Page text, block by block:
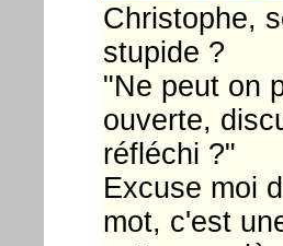
Christophe,
stupide ?
"Ne peut on
ouverte,
réfléchi ?"
Excuse moi
mot, c'est